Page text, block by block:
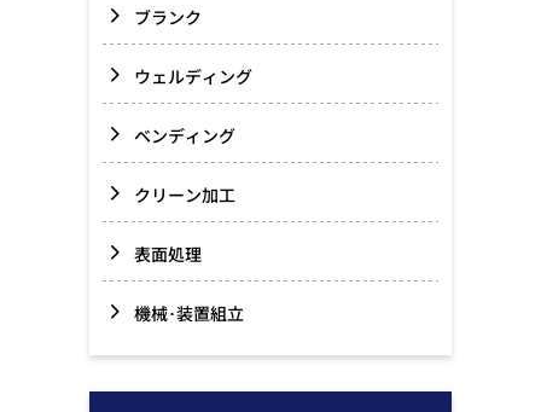
ブランク
ウェルディング
ベンディング
クリーン加工
表面処理
機械･装置組立